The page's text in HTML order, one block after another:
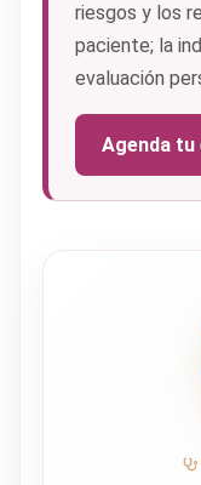
riesgos y los
paciente; la
evaluación
Agenda tu